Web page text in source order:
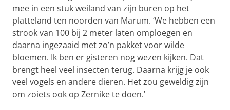
mee in een stuk weiland van zijn buren op het
platteland ten noorden van Marum. ‘We hebben een
strook van 100 bij 2 meter laten omploegen en
daarna ingezaaid met zo’n pakket voor wilde
bloemen. Ik ben er gisteren nog wezen kijken. Dat
brengt heel veel insecten terug. Daarna krijg je ook
veel vogels en andere dieren. Het zou geweldig zijn
om zoiets ook op Zernike te doen.’